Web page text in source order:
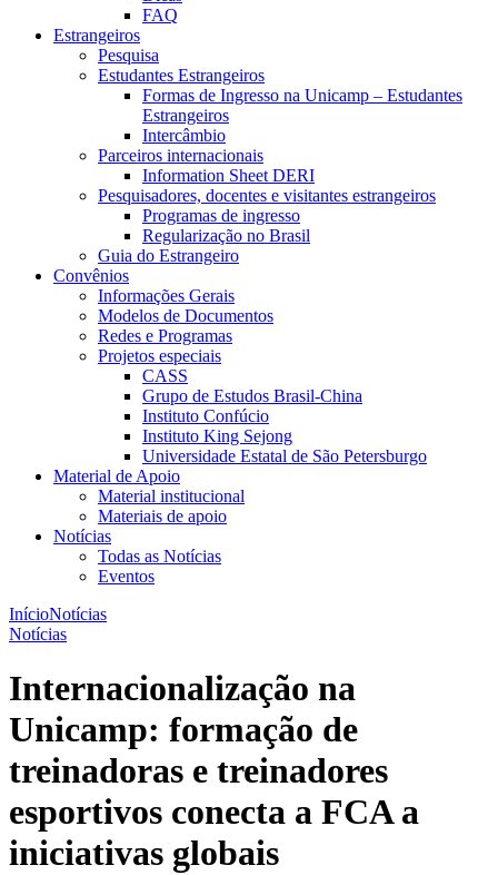
FAQ
Estrangeiros
Pesquisa
Estudantes Estrangeiros
Formas de Ingresso na Unicamp – Estudantes
Estrangeiros
Intercâmbio
Parceiros internacionais
Information Sheet DERI
Pesquisadores, docentes e visitantes estrangeiros
Programas de ingresso
Regularização no Brasil
Guia do Estrangeiro
Convênios
Informações Gerais
Modelos de Documentos
Redes e Programas
Projetos especiais
CASS
Grupo de Estudos Brasil-China
Instituto Confúcio
Instituto King Sejong
Universidade Estatal de São Petersburgo
Material de Apoio
Material institucional
Materiais de apoio
Notícias
Todas as Notícias
Eventos
InícioNotícias
Notícias
Internacionalização na
Unicamp: formação de
treinadoras e treinadores
esportivos conecta a FCA a
iniciativas globais